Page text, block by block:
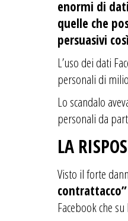
enormi di dati
quelle che
persuasivi
L’uso dei dati
personali di
Lo scandalo
personali da
LA
Visto il forte
contrattacco”
Facebook che